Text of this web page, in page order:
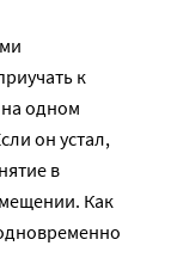
к
на одном
он устал,
в
Как